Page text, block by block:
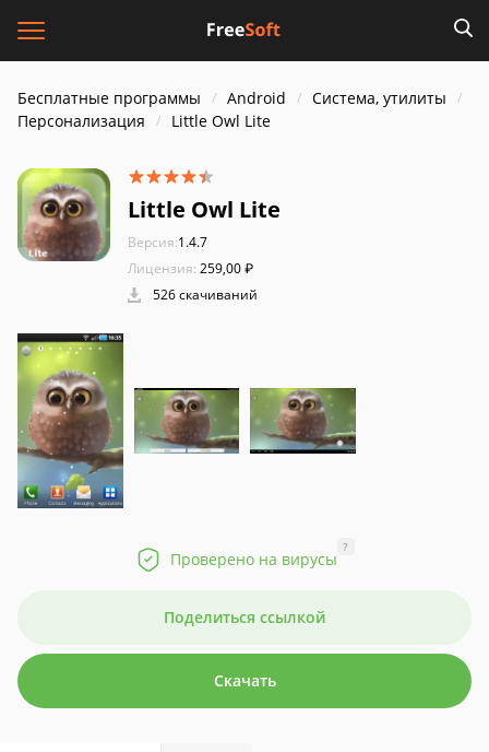
Бесплатные программы Android
Система, утилиты
Персонализация
Little Owl Lite
Little Owl Lite
Версия:1.4.7
Лицензия: 259,00 ₽
526 скачиваний
Проверено на вирусы
?
Поделиться ссылкой
Скачать